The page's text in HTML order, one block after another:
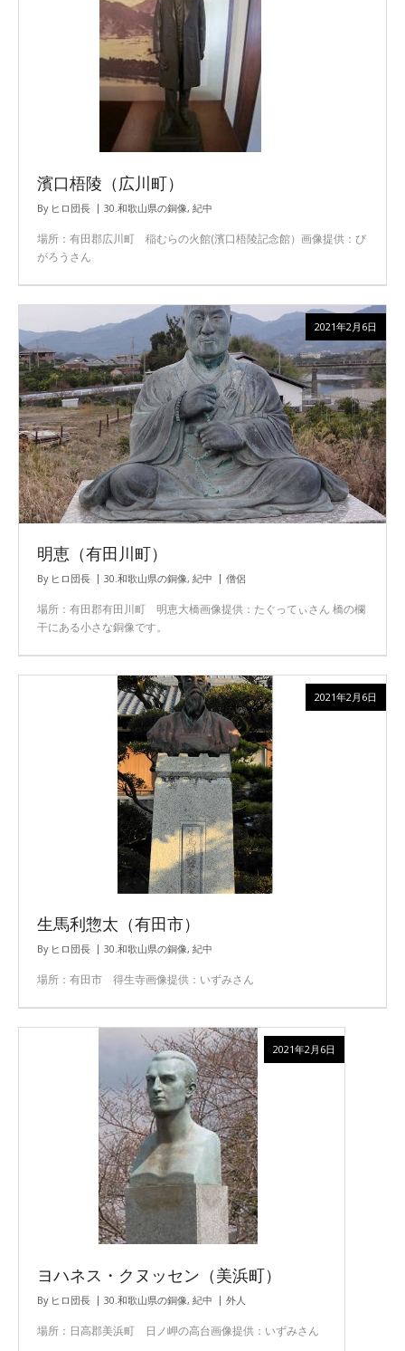
濱口梧陵（広川町）
By ヒロ団長 30.和歌山県の銅像, 紀中
場所：有田郡広川町 稲むらの火館(濱口梧陵記念館）画像提供：び
がろうさん
明恵（有田川町）
By ヒロ団長 30.和歌山県の銅像, 紀中 僧侶
場所：有田郡有田川町 明恵大橋画像提供：たぐってぃさん 橋の欄
干にある小さな銅像です。
2021年2月6日
生馬利惣太（有田市）
By ヒロ団長 30.和歌山県の銅像, 紀中
場所：有田市 得生寺画像提供：いずみさん
2021年2月6日
ヨハネス・クヌッセン（美浜町）
By ヒロ団長 30.和歌山県の銅像, 紀中 外人
場所：日高郡美浜町 日ノ岬の高台画像提供：いずみさん
2021年2月6日